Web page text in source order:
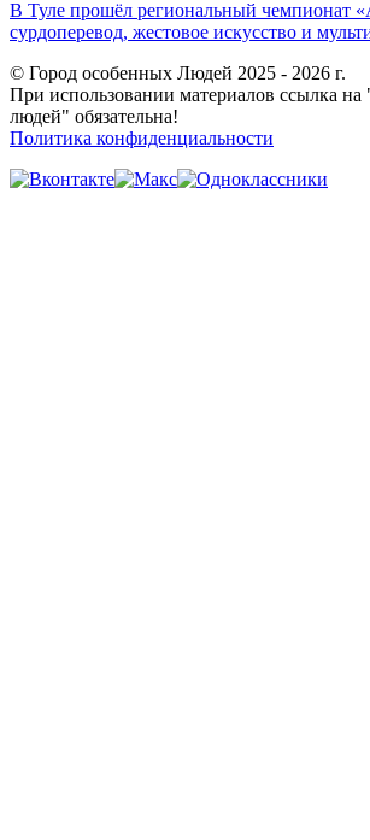
В Туле прошёл региональный чемпионат
сурдоперевод, жестовое искусство и
© Город особенных Людей 2025 - 2026 г.
При использовании материалов ссылка
людей" обязательна!
Политика конфиденциальности